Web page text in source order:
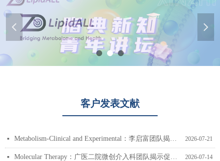
넳 넲
客户发表文献
2026-07-21
넷 Metabolism-Clinical and Experimental：李启富团队揭示胆固醇代谢重编程为CPA 共有的标志性特征
2026-07-14
넷 Molecular Therapy：广医二院微创介入科团队揭示促进微波消融术后肝细胞癌复发的分子机制